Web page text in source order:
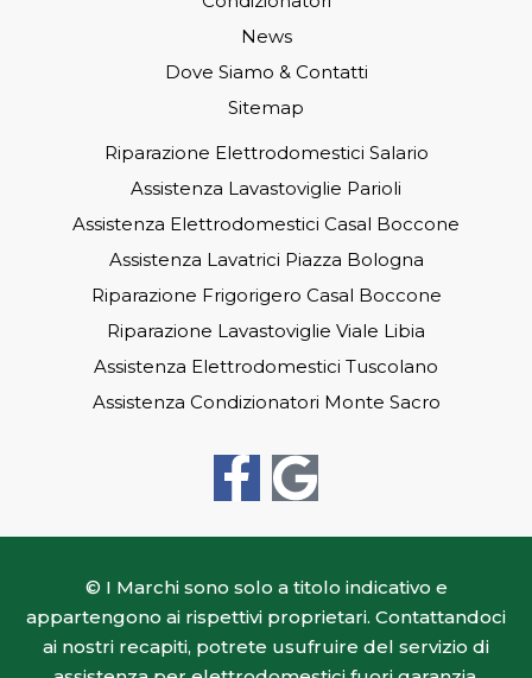
News
Dove Siamo & Contatti
Sitemap
Riparazione Elettrodomestici Salario
Assistenza Lavastoviglie Parioli
Assistenza Elettrodomestici Casal Boccone
Assistenza Lavatrici Piazza Bologna
Riparazione Frigorigero Casal Boccone
Riparazione Lavastoviglie Viale Libia
Assistenza Elettrodomestici Tuscolano
Assistenza Condizionatori Monte Sacro
F
a
c
e
b
G
o
o
g
l
© I Marchi sono solo a titolo indicativo e
appartengono ai rispettivi proprietari. Contattandoci
ai nostri recapiti, potrete usufruire del servizio di